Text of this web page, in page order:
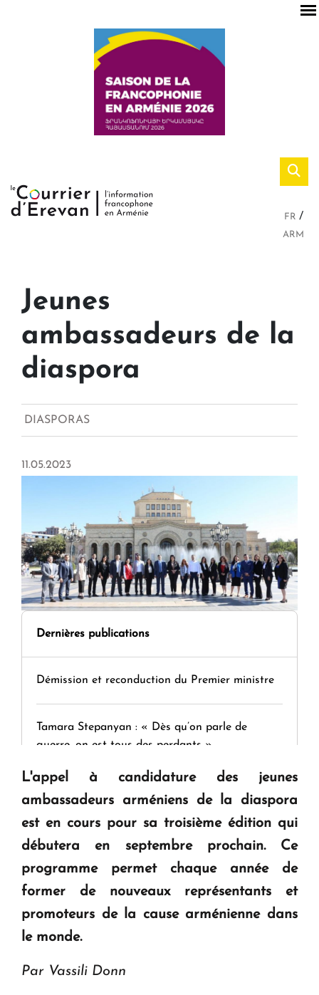
FR
ARM
Jeunes
ambassadeurs de la
diaspora
DIASPORAS
11.05.2023
Dernières publications
Démission et reconduction du Premier ministre
Tamara Stepanyan : « Dès qu’on parle de
guerre, on est tous des perdants »
" Tant qu'il n'existe pas d'alternative concrète, la
en Arménie
Le premier hôtel Hyatt Regency d'Arménie
ouvrira ses portes à Dilijan
L'appel à candidature des jeunes
ambassadeurs arméniens de la diaspora
est en cours pour sa troisième édition qui
débutera en septembre prochain. Ce
programme permet chaque année de
former de nouveaux représentants et
promoteurs de la cause arménienne dans
le monde.
Par Vassili Donn